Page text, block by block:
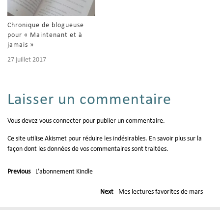
Chronique de blogueuse
pour « Maintenant et à
jamais »
27 juillet 2017
Laisser un commentaire
Vous devez vous connecter pour publier un commentaire.
Ce site utilise Akismet pour réduire les indésirables. En savoir plus sur la
façon dont les données de vos commentaires sont traitées.
Previous L’abonnement Kindle
Next Mes lectures favorites de mars